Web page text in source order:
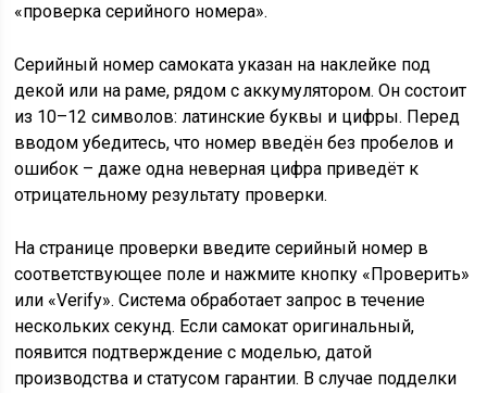
«проверка серийного номера».
Серийный номер самоката указан на наклейке под
декой или на раме, рядом с аккумулятором. Он состоит
из 10–12 символов: латинские буквы и цифры. Перед
вводом убедитесь, что номер введён без пробелов и
ошибок – даже одна неверная цифра приведёт к
отрицательному результату проверки.
На странице проверки введите серийный номер в
соответствующее поле и нажмите кнопку «Проверить»
или «Verify». Система обработает запрос в течение
нескольких секунд. Если самокат оригинальный,
появится подтверждение с моделью, датой
производства и статусом гарантии. В случае подделки